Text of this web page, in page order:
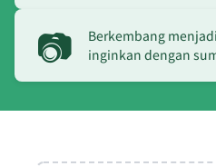
📷
Berkembang
inginkan dengan